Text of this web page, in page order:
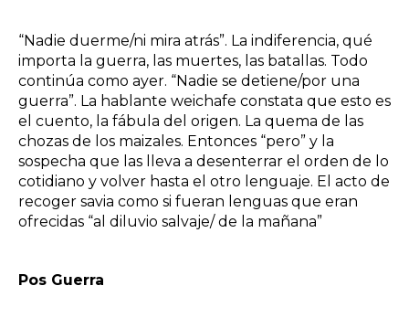
“Nadie duerme/ni mira atrás”. La indiferencia, qué
importa la guerra, las muertes, las batallas. Todo
continúa como ayer. “Nadie se detiene/por una
guerra”. La hablante weichafe constata que esto es
el cuento, la fábula del origen. La quema de las
chozas de los maizales. Entonces “pero” y la
sospecha que las lleva a desenterrar el orden de lo
cotidiano y volver hasta el otro lenguaje. El acto de
recoger savia como si fueran lenguas que eran
ofrecidas “al diluvio salvaje/ de la mañana”
Pos Guerra